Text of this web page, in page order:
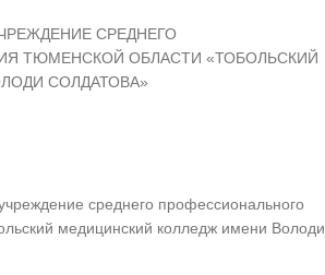
СРЕДНЕГО
ТЮМЕНСКОЙ ОБЛАСТИ «ТОБОЛЬСКИЙ
СОЛДАТОВА»
среднего профессионального
медицинский колледж имени Володи